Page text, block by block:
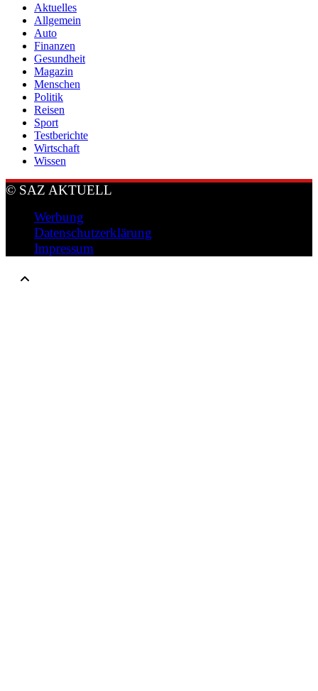
Aktuelles
Allgemein
Auto
Finanzen
Gesundheit
Magazin
Menschen
Politik
Reisen
Sport
Testberichte
Wirtschaft
Wissen
© SAZ AKTUELL
Werbung
Datenschutzerklärung
Impressum